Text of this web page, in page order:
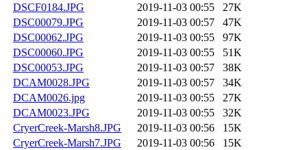
DSCF0184.JPG
2019-11-03 00:55
27K
DSC00079.JPG
2019-11-03 00:57
47K
DSC00062.JPG
2019-11-03 00:55
97K
DSC00060.JPG
2019-11-03 00:55
51K
DSC00053.JPG
2019-11-03 00:57
38K
DCAM0028.JPG
2019-11-03 00:57
34K
DCAM0026.jpg
2019-11-03 00:55
27K
DCAM0023.JPG
2019-11-03 00:55
32K
CryerCreek-Marsh8.JPG
2019-11-03 00:56
15K
CryerCreek-Marsh7.JPG
2019-11-03 00:56
15K